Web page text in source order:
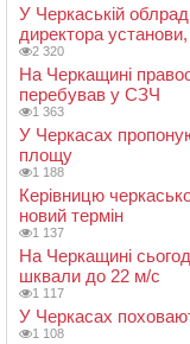
У Черкаській
директора
2 320
На Черкащині
перебував у СЗЧ
1 363
У Черкасах
площу
1 188
Керівницю
новий термін
1 137
На Черкащині
шквали до 22 м/с
1 117
У Черкасах
1 108